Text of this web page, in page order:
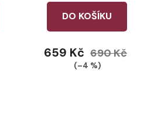
DO KOŠÍKU
659 Kč 690 Kč
(–4 %)